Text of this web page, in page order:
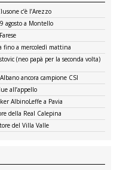
c’è l’Arezzo
agosto a Montello
fino a mercoledì mattina
(neo papà per la seconda volta)
ancora campione CSI
all’appello
AlbinoLeffe a Pavia
della Real Calepina
del Villa Valle